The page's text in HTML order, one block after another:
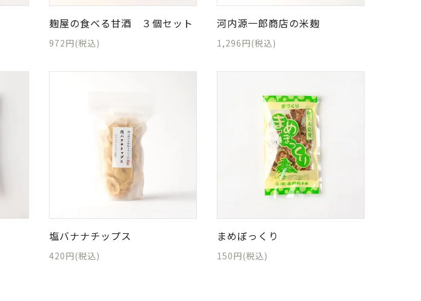
麹屋の食べる甘酒 ３個セット
972円(税込)
河内源一郎商店の米麹
1,296円(税込)
塩バナナチップス
420円(税込)
まめぼっくり
150円(税込)